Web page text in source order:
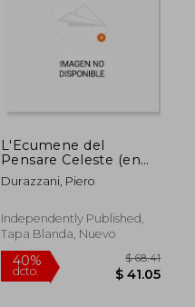
L'Ecumene del
Pensare Celeste (en
Italiano)
Durazzani, Piero
Independently Published,
Tapa Blanda, Nuevo